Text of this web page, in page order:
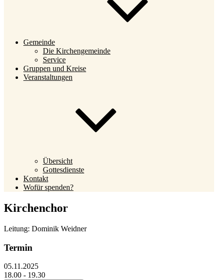
Gemeinde
Die Kirchengemeinde
Service
Gruppen und Kreise
Veranstaltungen
Übersicht
Gottesdienste
Kontakt
Wofür spenden?
Kirchenchor
Leitung: Dominik Weidner
Termin
05.11.2025
18.00 - 19.30